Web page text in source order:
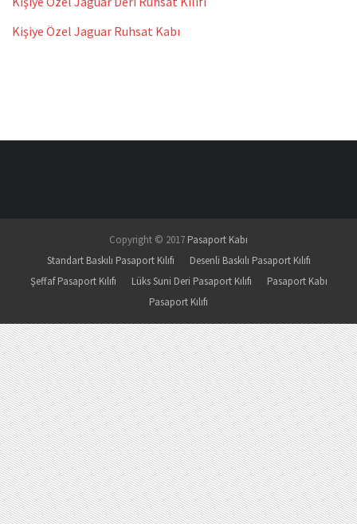
Kişiye Özel Jaguar Ruhsat Kabı
Copyright © 2017 Pasaport Kabı
Standart Baskılı Pasaport Kılıfı
Desenli Baskılı Pasaport Kılıfı
Şeffaf Pasaport Kılıfı
Lüks Suni Deri Pasaport Kılıfı
Pasaport Kabı
Pasaport Kılıfı